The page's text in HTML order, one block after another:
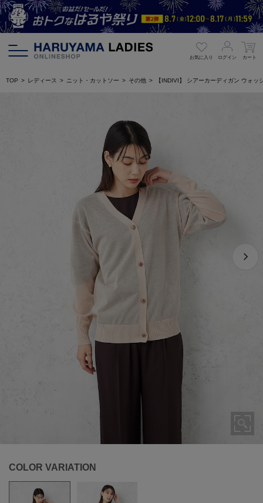
お気に入り ログイン カート
TOP レディース ニット・カットソー その他 【INDIVI】 シアーカーディガン ウォ
COLOR VARIATION